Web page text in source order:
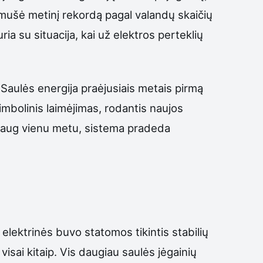
metinį rekordą pagal valandų skaičių
su situacija, kai už elektros perteklių
energija praėjusiais metais pirmą
laimėjimas, rodantis naujos
vienu metu, sistema pradeda
buvo statomos tikintis stabilių
kitaip. Vis daugiau saulės jėgainių